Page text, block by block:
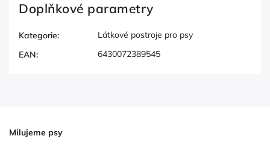
Doplňkové parametry
Kategorie:
Látkové postroje pro psy
EAN: 6430072389545
Milujeme psy